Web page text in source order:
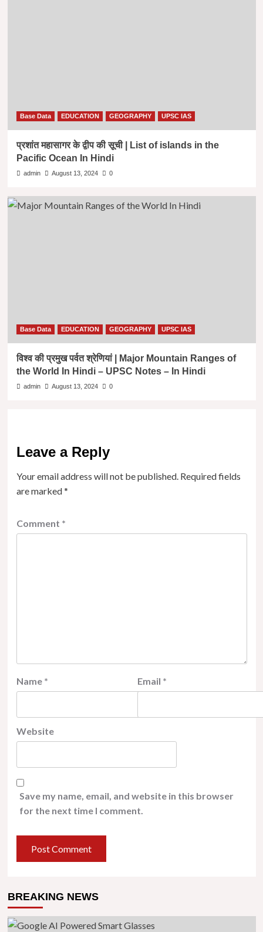
Base Data EDUCATION GEOGRAPHY UPSC IAS
प्रशांत महासागर के द्वीप की सूची | List of islands in the
Pacific Ocean In Hindi
admin August 13, 2024 0
Base Data EDUCATION GEOGRAPHY UPSC IAS
विश्व की प्रमुख पर्वत श्रेणियां | Major Mountain Ranges of
the World In Hindi – UPSC Notes – In Hindi
admin August 13, 2024 0
Leave a Reply
Your email address will not be published. Required fields
are marked*
Comment *
Name * Email *
Website
Save my name, email, and website in this browser
for the next time I comment.
BREAKING NEWS